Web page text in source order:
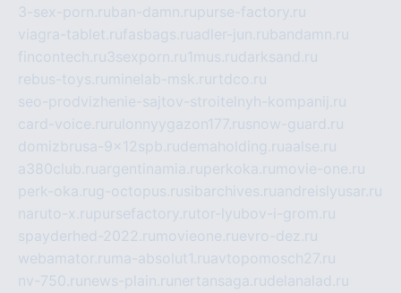
3-sex-porn.ruban-damn.rupurse-factory.ru
viagra-tablet.rufasbags.ruadler-jun.rubandamn.ru
fincontech.ru3sexporn.ru1mus.rudarksand.ru
rebus-toys.ru minelab-msk.ru rtdco.ru
seo-prodvizhenie-sajtov-stroitelnyh-kompanij.ru
card-voice.ru rulonnyygazon177.rusnow-guard.ru
domizbrusa-9x12spb.rudemaholding.ruaalse.ru
a380club.ruargentinamia.ruperkoka.ru movie-one.ru
perk-oka.rug-octopus.rusibarchives.ruandreislyusar.ru
naruto-x.rupursefactory.rutor-lyubov-i-grom.ru
spayderhed-2022.ru movieone.ruevro-dez.ru
webamator.ru ma-absolut1.ruavtopomosch27.ru
nv-750.ru news-plain.ru nertansaga.rudelanalad.ru